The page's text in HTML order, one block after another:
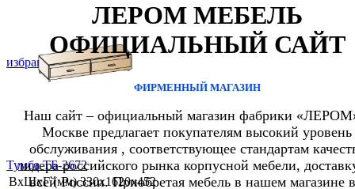
избранное сравнить
Тумба ТБ-2672
ВхШхГ (мм) 330х1620х452
ЛЕРОМ МЕБЕЛЬ
ОФИЦИАЛЬНЫЙ САЙТ
ФИРМЕННЫЙ МАГАЗИН
Наш сайт – официальный магазин фабрики
Москве предлагает покупателям высокий уровень
обслуживания , соответствующее стандартам
лидера российского рынка корпусной мебели,
всей России. Приобретая мебель в нашем магазине